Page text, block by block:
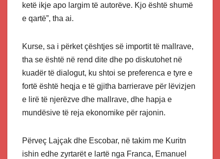
ketë ikje apo largim të autorëve. Kjo është shumë
e qartë”, tha ai.
Kurse, sa i përket çështjes së importit të mallrave,
tha se është në rend dite dhe po diskutohet në
kuadër të dialogut, ku shtoi se preferenca e tyre e
fortë është heqja e të gjitha barrierave për lëvizjen
e lirë të njerëzve dhe mallrave, dhe hapja e
mundësive të reja ekonomike për rajonin.
Përveç Lajçak dhe Escobar, në takim me Kuritn
ishin edhe zyrtarët e lartë nga Franca, Emanuel